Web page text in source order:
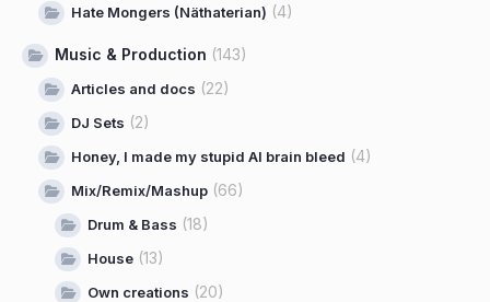
Hate Mongers (Näthaterian) (4)
Music & Production (143)
Articles and docs (22)
DJ Sets (2)
Honey, I made my stupid AI brain bleed (4)
Mix/Remix/Mashup (66)
Drum & Bass (18)
House (13)
Own creations (20)